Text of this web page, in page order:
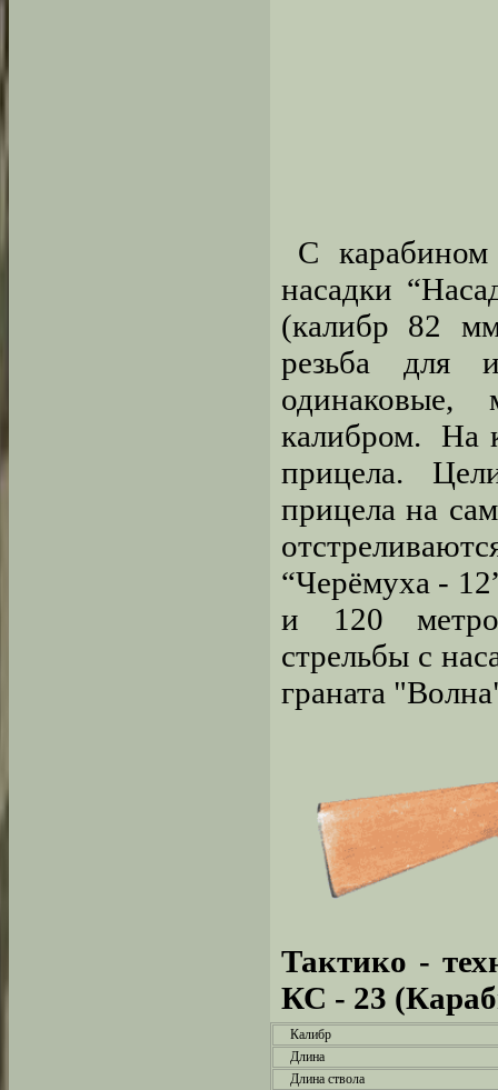
С
насадки
(калибр 82
резьба для
калибром. На
прицела.
прицела на
“Черёмуха -
и 120
стрельбы с
граната
Тактико -
КС - 23
Калибр
Длина
Длина ствола